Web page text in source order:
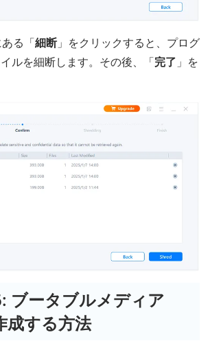
る「細断 」をクリックすると、プログ
ルを細断します。その後、「完了 」を
ブータブルメディア
成する方法